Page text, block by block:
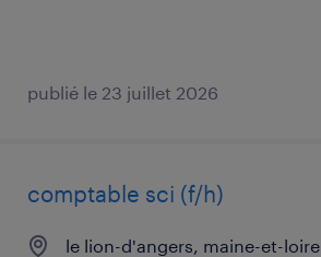
publié le 23 juillet 2026
comptable sci (f/h)
le lion-d'angers, maine-et-loire